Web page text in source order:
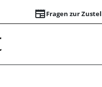
newspaperFragen zur